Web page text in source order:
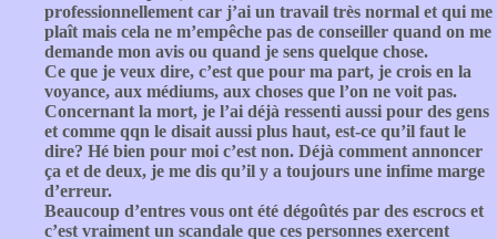
professionnellement car j’ai un travail très normal et qui me
plaît mais cela ne m’empêche pas de conseiller quand on me
demande mon avis ou quand je sens quelque chose.
Ce que je veux dire, c’est que pour ma part, je crois en la
voyance, aux médiums, aux choses que l’on ne voit pas.
Concernant la mort, je l’ai déjà ressenti aussi pour des gens
et comme qqn le disait aussi plus haut, est-ce qu’il faut le
dire? Hé bien pour moi c’est non. Déjà comment annoncer
ça et de deux, je me dis qu’il y a toujours une infime marge
d’erreur.
Beaucoup d’entres vous ont été dégoûtés par des escrocs et
c’est vraiment un scandale que ces personnes exercent